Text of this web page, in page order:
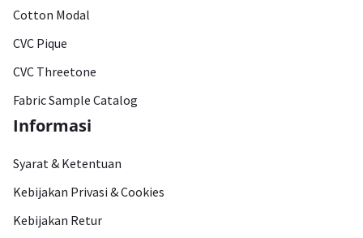
Cotton Modal
CVC Pique
CVC Threetone
Fabric Sample Catalog
Informasi
Syarat & Ketentuan
Kebijakan Privasi & Cookies
Kebijakan Retur